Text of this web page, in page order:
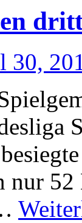
30,
nur